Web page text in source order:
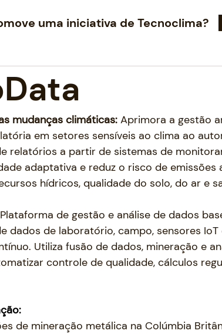
uma iniciativa de Tecnoclima?
mudanças climáticas: Aprimora a gestão
em setores sensíveis ao clima ao
relatórios a partir de sistemas de
adaptativa e reduz o risco de emissões
hídricos, qualidade do solo, do ar e
Plataforma de gestão e análise de dados
dados de laboratório, campo, sensores
Utiliza fusão de dados, mineração e
controle de qualidade, cálculos
de mineração metálica na Colúmbia